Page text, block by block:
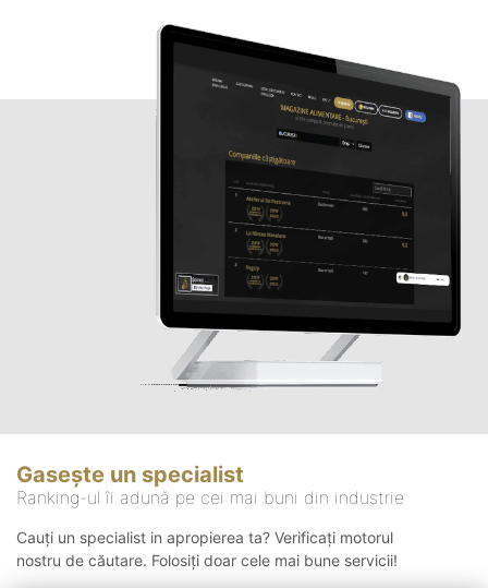
Gasește un specialist
Ranking-ul îi adună pe cei mai buni din industrie
Cauți un specialist in apropierea ta? Verificați motorul
nostru de căutare. Folosiți doar cele mai bune servicii!